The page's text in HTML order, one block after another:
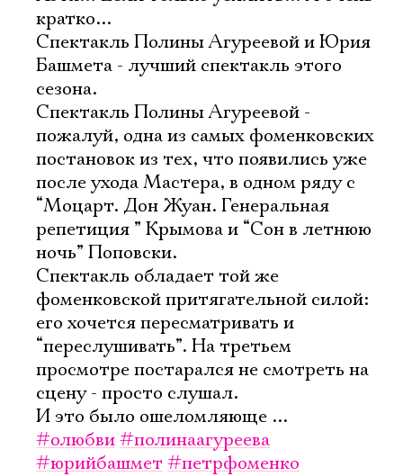
кратко...
Спектакль Полины Агуреевой и Юрия
Башмета - лучший спектакль этого
сезона.
Спектакль Полины Агуреевой -
пожалуй, одна из самых фоменковских
постановок из тех, что появились уже
после ухода Мастера, в одном ряду с
“Моцарт. Дон Жуан. Генеральная
репетиция ” Крымова и “Сон в летнюю
ночь” Поповски.
Спектакль обладает той же
фоменковской притягательной силой:
его хочется пересматривать и
“переслушивать”. На третьем
просмотре постарался не смотреть на
сцену - просто слушал.
И это было ошеломляюще ...
#олюбви#полинаагуреева
#юрийбашмет #петрфоменко
Ознакомиться